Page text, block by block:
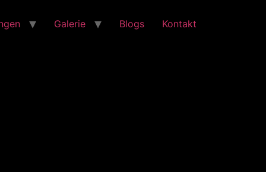
Galerie Blogs Kontakt